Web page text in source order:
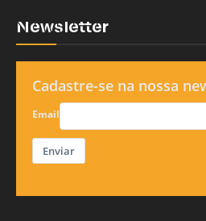
Newsletter
Cadastre-se na nossa
Email
Enviar